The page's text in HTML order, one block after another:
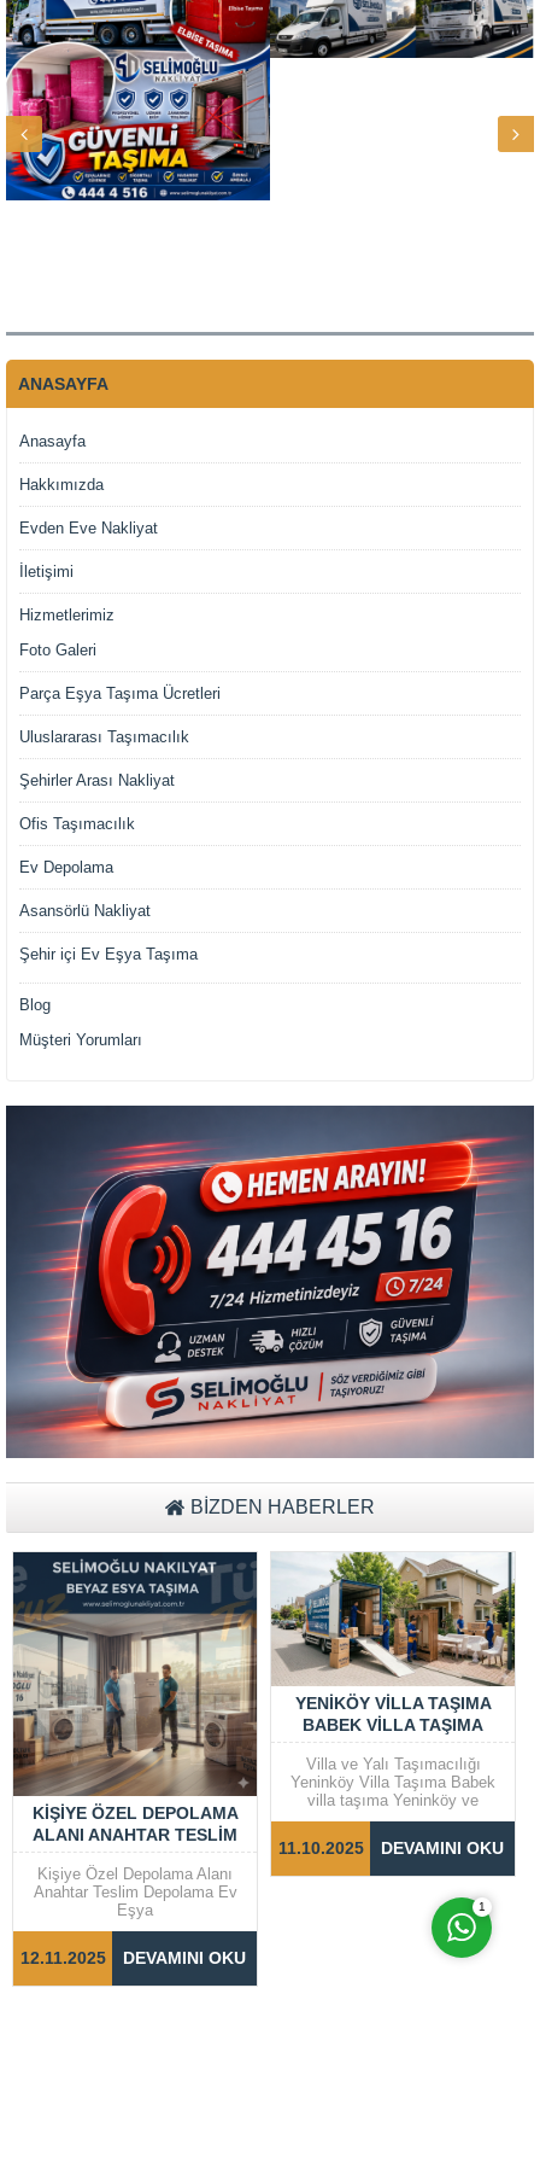
ANASAYFA
Anasayfa
Hakkımızda
Evden Eve Nakliyat
İletişimi
Hizmetlerimiz
Foto Galeri
Parça Eşya Taşıma Ücretleri
Uluslararası Taşımacılık
Şehirler Arası Nakliyat
Ofis Taşımacılık
Ev Depolama
Asansörlü Nakliyat
Şehir içi Ev Eşya Taşıma
Blog
Müşteri Yorumları
BİZDEN HABERLER
KIŞIYE ÖZEL DEPOLAMA
ALANI ANAHTAR TESLIM
DEPOLAMA EV EŞYA
Kişiye Özel Depolama Alanı
Anahtar Teslim Depolama Ev
Eşya
12.11.2025 DEVAMINI OKU
YENIKÖY VILLA TAŞIMA
BABEK VILLA TAŞIMA
Villa ve Yalı Taşımacılığı
Yeninköy Villa Taşıma Babek
villa taşıma Yeninköy ve
Bebek gibi prestijli semtlerde
taşıma işlemleri, dikkat ve
özen gerektiren bir süreçtir.
hızlı bir şekilde
tamamlanabilmesi için doğru
11.10.2025 DEVAMINI OKU
Cevap Yaz
1